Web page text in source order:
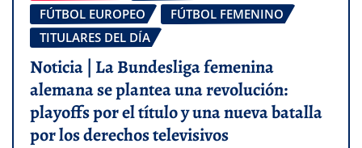
FÚTBOL EUROPEO
FÚTBOL FEMENINO
TITULARES DEL DÍA
Noticia | La Bundesliga femenina
alemana se plantea una revolución:
playoffs por el título y una nueva batalla
por los derechos televisivos